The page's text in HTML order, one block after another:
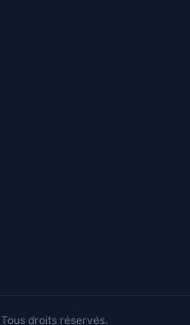
droits réservés.